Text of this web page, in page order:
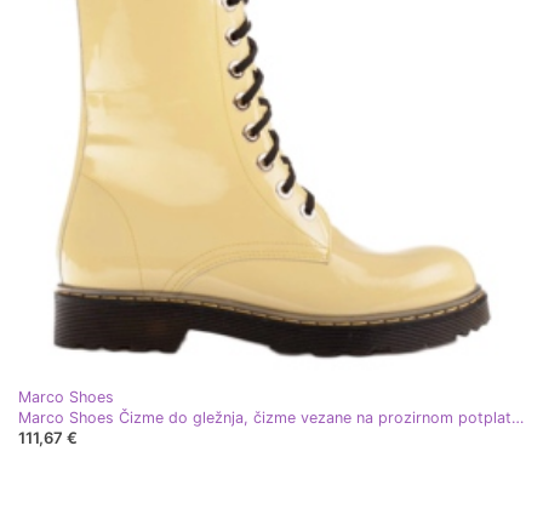
Marco Shoes
Marco Shoes Čizme do gležnja, čizme vezane na prozirnom potplatu žuta boja
111,67 €